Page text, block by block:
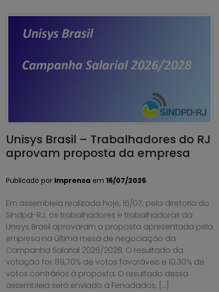
Unisys Brasil – Trabalhadores do RJ
aprovam proposta da empresa
Publicado por Imprensa em 16/07/2026.
Em assembleia realizada hoje, 16/07, pela diretoria do
Sindpd-RJ, os trabalhadores e trabalhadoras da
Unisys Brasil aprovaram a proposta apresentada pela
empresa na última mesa de negociação da
Campanha Salarial 2026/2028. O resultado da
votação foi: 89,70% de votos favoráveis e 10,30% de
votos contrários à proposta. O resultado dessa
assembleia será enviado à Fenadados, […]